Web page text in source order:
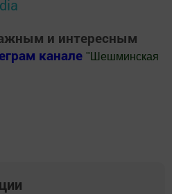
и интересным
канале " Шешминская